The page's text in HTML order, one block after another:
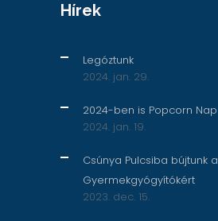
Hírek
Legóztunk
2024. jan. 29.
2024-ben is Popcorn Nap
2024. jan. 19.
Csúnya Pulcsiba bújtunk a
Gyermekgyógyítókért
2023. dec. 15.